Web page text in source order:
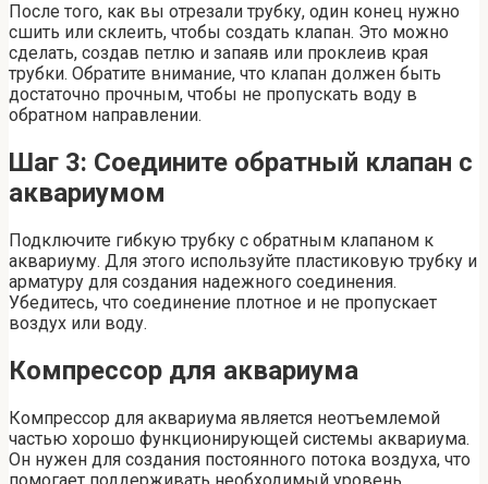
После того, как вы отрезали трубку, один конец нужно
сшить или склеить, чтобы создать клапан. Это можно
сделать, создав петлю и запаяв или проклеив края
трубки. Обратите внимание, что клапан должен быть
достаточно прочным, чтобы не пропускать воду в
обратном направлении.
Шаг 3: Соедините обратный клапан с
аквариумом
Подключите гибкую трубку с обратным клапаном к
аквариуму. Для этого используйте пластиковую трубку и
арматуру для создания надежного соединения.
Убедитесь, что соединение плотное и не пропускает
воздух или воду.
Компрессор для аквариума
Компрессор для аквариума является неотъемлемой
частью хорошо функционирующей системы аквариума.
Он нужен для создания постоянного потока воздуха, что